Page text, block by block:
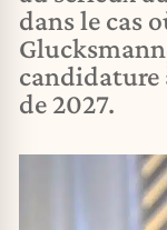
dans le cas
candidature
de 2027.